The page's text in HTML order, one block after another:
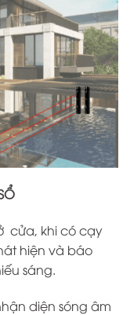
cửa, khi có cạy
hiện và báo
sáng.
diện sóng âm